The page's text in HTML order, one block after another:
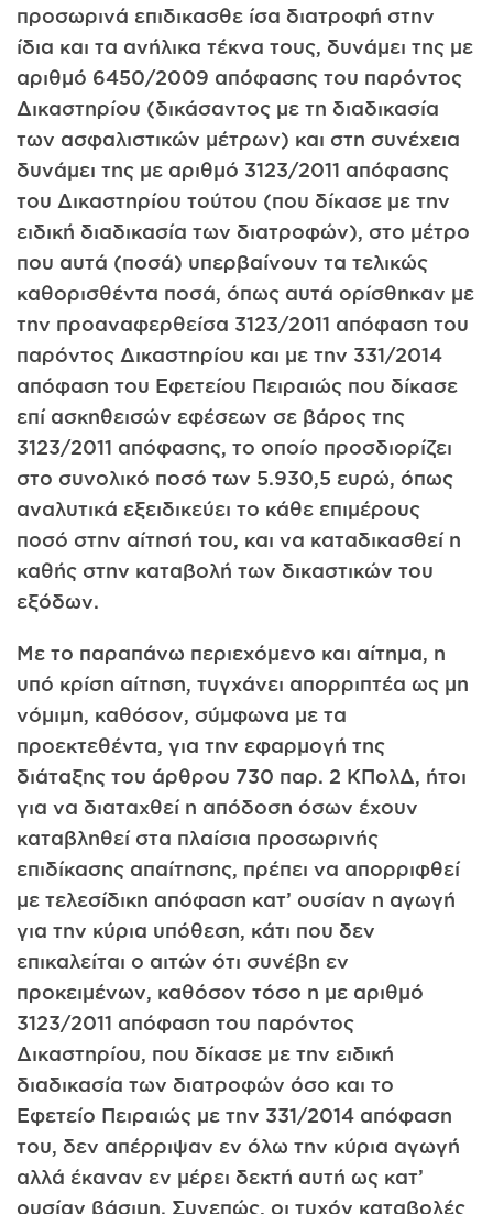
προσωρινά επιδικασθε­ ίσα διατροφή στην
ίδια και τα ανήλικα τέκνα τους, δυνάμει της με
α­ριθμό 6450/2009 απόφασης του παρόντος
Δικαστηρίου (δικάσαντος με τη διαδικασία
των ασφαλιστικών μέτρων) και στη συνέχεια
δυνά­μει της με αριθμό 3123/2011 απόφασης
του Δικαστηρίου τούτου (που δίκασε με την
ειδική διαδικασία των διατροφών), στο μέτρο
που αυτά (ποσά) υπερβαίνουν τα τελικώς
καθορισθέντα ποσά, όπως αυ­τά ορίσθηκαν με
την προαναφερθείσα 3123/2011 απόφαση του
πα­ρόντος Δικαστηρίου και με την 331/2014
απόφαση του Εφετείου Πε­ιραιώς που δίκασε
επί ασκηθεισών εφέσεων σε βάρος της
3123/2011 απόφασης, το οποίο προσδιορίζει
στο συνολικό ποσό των 5.930,5 ευρώ, όπως
αναλυτικά εξειδικεύει το κάθε επιμέρους
ποσό στην αίτησή του, και να καταδικασθεί η
καθής στην καταβολή των δικαστικών του
εξόδων.
Με το παραπάνω περιεχόμενο και αίτημα, η
υπό κρίση αίτη­ση, τυγχάνει απορριπτέα ως μη
νόμιμη, καθόσον, σύμφωνα με τα
προεκτεθέντα, για την εφαρμογή της
διάταξης του άρθρου 730 παρ. 2 ΚΠολΔ, ήτοι
για να διαταχθεί η απόδοση όσων έχουν
καταβληθεί στα πλαίσια προσωρινής
επιδίκασης απαίτησης, πρέπει να απορριφθεί
με τελεσίδικη απόφαση κατ’ ουσίαν η αγωγή
για την κύρια υπόθεση, κάτι που δεν
επικαλείται ο αιτών ότι συνέβη εν
προκειμένων, καθόσον τόσο η με αριθμό
3123/2011 απόφαση του παρόντος
Δικαστηρίου, που δίκασε με την ειδική
διαδικασία των διατροφών όσο και το
Εφετείο Πειραιώς με την 331/2014 απόφαση
του, δεν απέρριψαν εν όλω την κύρια αγωγή
αλλά έκαναν εν μέρει δεκτή αυτή ως κατ’
ουσίαν βάσιμη. Συνεπώς, οι τυχόν καταβολές